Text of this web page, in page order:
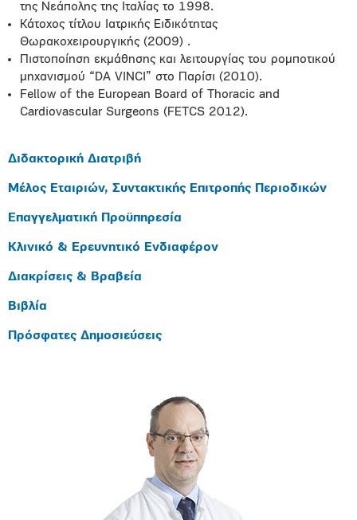
της Νεάπολης της Ιταλίας το 1998.
Κάτοχος τίτλου Ιατρικής Ειδικότητας
Θωρακοχειρουργικής (2009) .
Πιστοποίηση εκμάθησης και λειτουργίας του ρομποτικού
μηχανισμού “DA VINCI” στο Παρίσι (2010).
Fellow of the European Board of Thoracic and
Cardiovascular Surgeons (FETCS 2012).
Διδακτορική Διατριβή
Μέλος Εταιριών, Συντακτικής Επιτροπής Περιοδικών
Επαγγελματική Προϋπηρεσία
Κλινικό & Ερευνητικό Ενδιαφέρον
Διακρίσεις & Βραβεία
Βιβλία
Πρόσφατες Δημοσιεύσεις